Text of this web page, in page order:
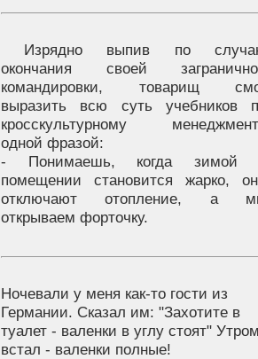
Изрядно выпив по
окончания своей
командировки, товарищ
выразить всю суть учебников
кросскультурному
одной фразой:
- Понимаешь, когда зимой
помещении становится жарко,
отключают отопление, а
открываем форточку.
Ночевали у меня как-то гости из
Германии. Сказал им: "Захотите в
туалет - валенки в углу стоят"
встал - валенки полные!